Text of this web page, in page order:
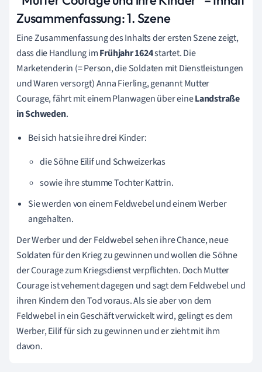
Zusammenfassung:1. Szene
Eine Zusammenfassung des Inhalts der ersten Szene zeigt,
dass die Handlung imFrühjahr 1624startet. Die
Marketenderin (= Person, die Soldaten mit Dienstleistungen
und Waren versorgt) Anna Fierling, genannt Mutter
Courage, fährt mit einem Planwagen über eineLandstraße
in Schweden.
Bei sich hat sie ihre drei Kinder:
die Söhne Eilif und Schweizerkas
sowie ihre stumme Tochter Kattrin.
Sie werden von einem Feldwebel und einem Werber
angehalten.
Der Werber und der Feldwebel sehen ihre Chance, neue
Soldaten für den Krieg zu gewinnen und wollen die Söhne
der Courage zum Kriegsdienst verpflichten. Doch Mutter
Courage ist vehement dagegen und sagt dem Feldwebel und
ihren Kindern den Tod voraus. Als sie aber von dem
Feldwebel in ein Geschäft verwickelt wird, gelingt es dem
Werber, Eilif für sich zu gewinnen und er zieht mit ihm
davon.